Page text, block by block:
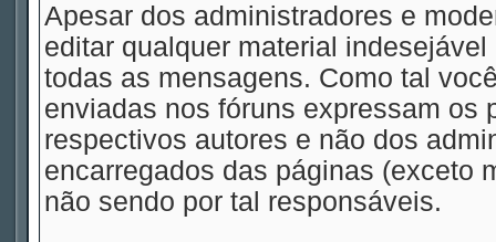
Apesar dos administradores e
editar qualquer material
todas as mensagens. Como tal
enviadas nos fóruns expressam os
respectivos autores e não dos
encarregados das páginas (exceto
não sendo por tal responsáveis.